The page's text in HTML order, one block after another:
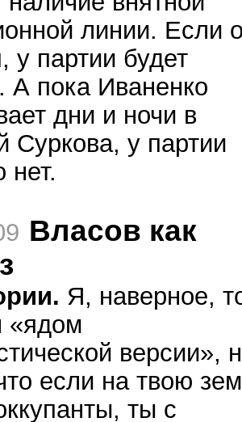
линии. Если
у партии будет
А пока Иваненко
дни и ночи в
Суркова, у партии
нет.
Власов как
Я, наверное,
«ядом
версии»,
если на твою
ты с